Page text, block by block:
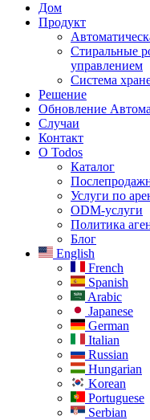
Дом
Продукт
Стиральные
управлением
Система
Решение
Обновление
Случаи
Контакт
О Todos
Каталог
Услуги по
ODM-услуги
Политика
Блог
English
French
Spanish
Arabic
Japanese
German
Italian
Russian
Hungarian
Korean
Portuguese
Serbian